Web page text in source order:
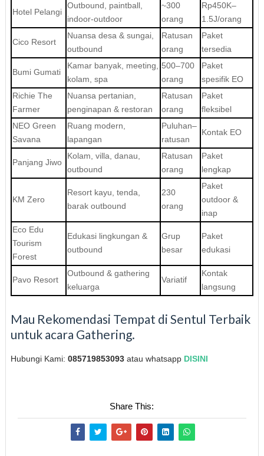
Hotel Pelangi
Outbound, paintball,
indoor-outdoor
~300
orang
Rp450K–
1.5J/orang
Cico Resort
Nuansa desa & sungai,
outbound
Ratusan
orang
Paket
tersedia
Bumi Gumati
Kamar banyak, meeting,
kolam, spa
500–700
orang
Paket
spesifik EO
Richie The
Farmer
Nuansa pertanian,
penginapan & restoran
Ratusan
orang
Paket
fleksibel
NEO Green
Savana
Ruang modern,
lapangan
Puluhan–
ratusan
Kontak EO
Panjang Jiwo
Kolam, villa, danau,
outbound
Ratusan
orang
Paket
lengkap
KM Zero
Resort kayu, tenda,
barak outbound
230
orang
Paket
outdoor &
inap
Eco Edu
Tourism
Forest
Edukasi lingkungan &
outbound
Grup
besar
Paket
edukasi
Pavo Resort
Outbound & gathering
keluarga
Variatif
Kontak
langsung
Mau Rekomendasi Tempat di Sentul Terbaik
untuk acara Gathering.
Hubungi Kami: 085719853093 atau whatsapp DISINI
Share This: